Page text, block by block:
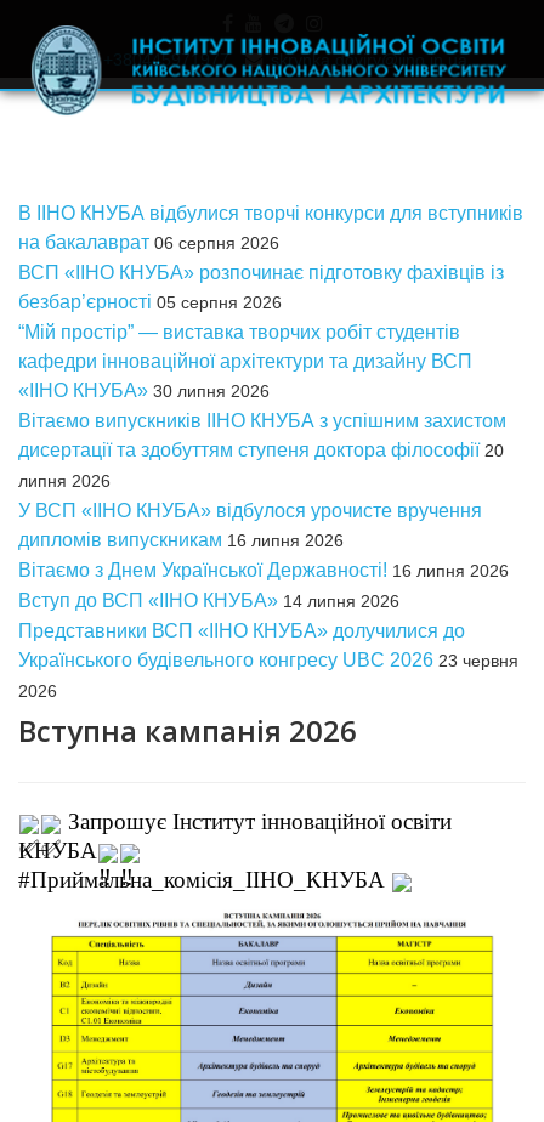
+380445971977 skrynka.doviry@iino.in.ua
В ІІНО КНУБА відбулися творчі конкурси для вступників
на бакалаврат 06 серпня 2026
ВСП «ІІНО КНУБА» розпочинає підготовку фахівців із
безбар’єрності 05 серпня 2026
“Мій простір” — виставка творчих робіт студентів
кафедри інноваційної архітектури та дизайну ВСП
«ІІНО КНУБА» 30 липня 2026
Вітаємо випускників ІІНО КНУБА з успішним захистом
дисертації та здобуттям ступеня доктора філософії 20
липня 2026
У ВСП «ІІНО КНУБА» відбулося урочисте вручення
дипломів випускникам 16 липня 2026
Вітаємо з Днем Української Державності! 16 липня 2026
Вступ до ВСП «ІІНО КНУБА» 14 липня 2026
Представники ВСП «ІІНО КНУБА» долучилися до
Українського будівельного конгресу UBC 2026 23 червня
2026
Вступна кампанія 2026
Запрошує Інститут інноваційної освіти
КНУБА
#Приймальна_комісія_ІІНО_КНУБА